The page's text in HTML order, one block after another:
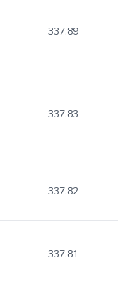
337.89
337.83
337.82
337.81